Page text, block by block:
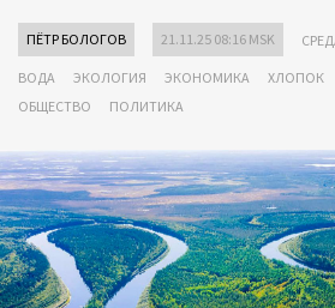
ПЁТР БОЛОГОВ 21.11.25 08:16 MSK
ВОДА ЭКОЛОГИЯ ЭКОНОМИКА ХЛОПОК
ОБЩЕСТВО
ПОЛИТИКА